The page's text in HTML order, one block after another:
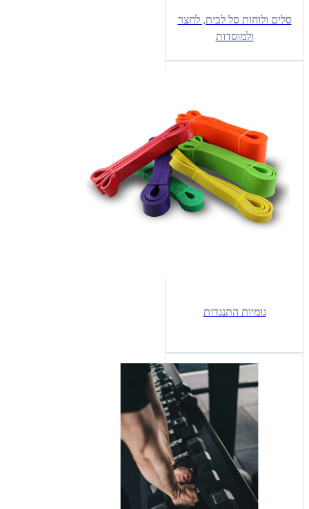
סלים ולוחות סל לבית, לחצר
ולמוסדות
גומיות התנגדות